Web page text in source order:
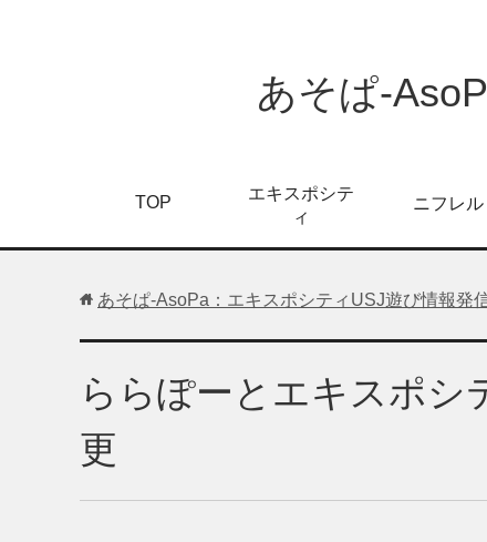
あそぱ-
TOP
エキスポシテ
ィ
ニフレル
あそぱ-AsoPa：エキスポシティUSJ遊び情報発
ららぽーとエキスポシ
更